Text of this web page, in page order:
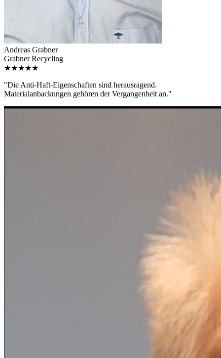
Andreas Grabner
Grabner Recycling
★★★★★
"Die Anti-Haft-Eigenschaften sind herausragend.
Materialanbackungen gehören der Vergangenheit an."